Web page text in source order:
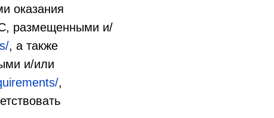
оказания
размещенными и/
, а также
и/или
,